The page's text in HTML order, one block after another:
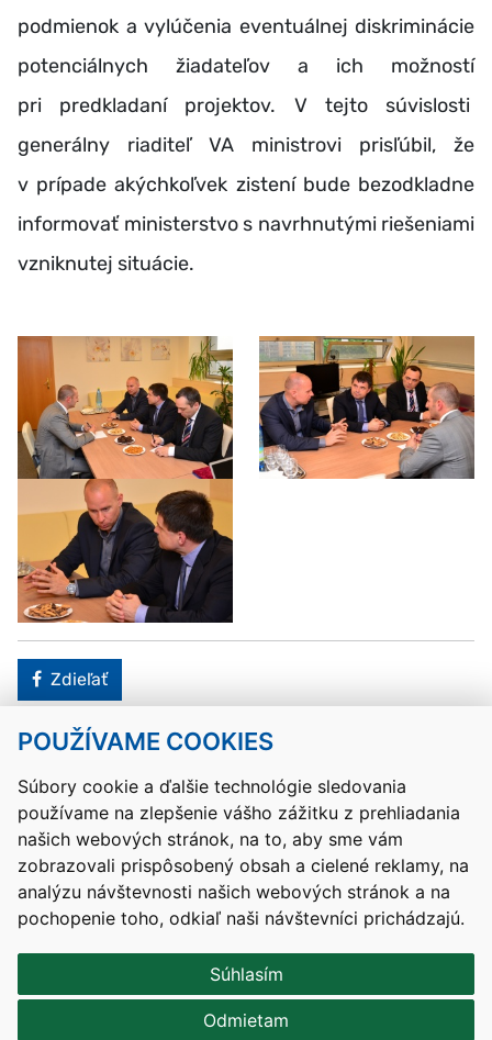
POUŽÍVAME COOKIES
Súbory cookie a ďalšie technológie sledovania
používame na zlepšenie vášho zážitku z prehliadania
našich webových stránok, na to, aby sme vám
zobrazovali prispôsobený obsah a cielené reklamy, na
analýzu návštevnosti našich webových stránok a na
pochopenie toho, odkiaľ naši návštevníci prichádzajú.
Súhlasím
Odmietam
podmienok a vylúčenia eventuálnej diskriminácie
potenciálnych žiadateľov a ich možností
pri predkladaní projektov. V tejto súvislosti
generálny riaditeľ VA ministrovi prisľúbil, že
v prípade akýchkoľvek zistení bude bezodkladne
informovať ministerstvo s navrhnutými riešeniami
vzniknutej situácie.
Facebook
Zdieľať
Kontakty Mapa stránky RSS
Vyhlásenie o prístupnosti
Nastavenia cookies
Prevádzkovateľom služby je Ministerstvo školstva, výskumu,
vývoja a mládeže Slovenskej republiky.